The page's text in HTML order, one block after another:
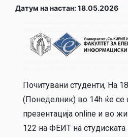
Датум на настан: 18.05.2026
Почитувани студенти, На
(Понеделник) во 14h ќе се
презентација online и во
122 на ФЕИТ на